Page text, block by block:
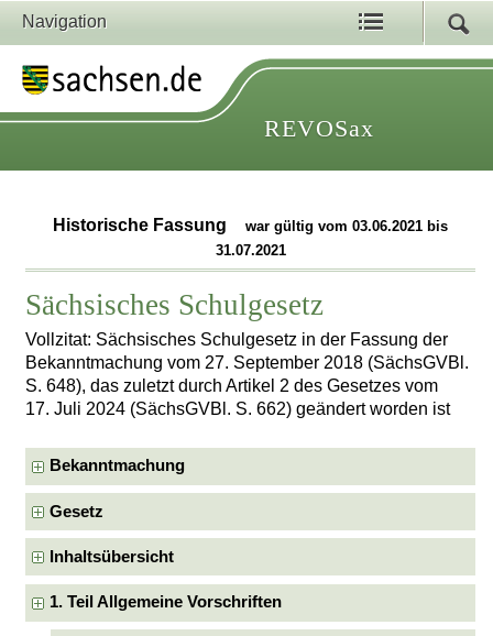
Navigation
REVOSax
Historische Fassung
war gültig vom 03.06.2021 bis
31.07.2021
Sächsisches Schulgesetz
Vollzitat: Sächsisches Schulgesetz in der Fassung der
Bekanntmachung vom 27. September 2018 (SächsGVBl.
S. 648), das zuletzt durch Artikel 2 des Gesetzes vom
17. Juli 2024 (SächsGVBl. S. 662) geändert worden ist
Bekanntmachung
Gesetz
Inhaltsübersicht
1. Teil Allgemeine Vorschriften